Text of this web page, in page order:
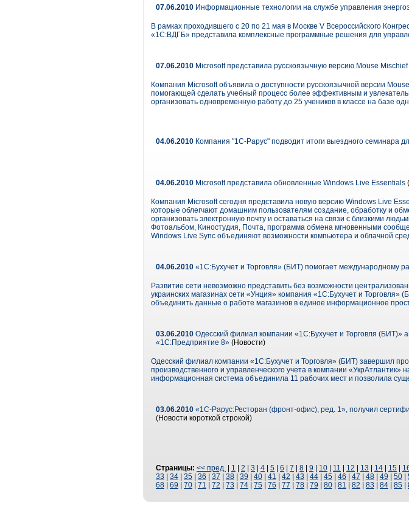
07.06.2010 Информационные технологии на службе управления
В рамках проходившего с 20 по 21 мая в Москве V Всероссийского
«1С:ВДГБ» представила комплексные программные решения для
07.06.2010 Microsoft представила русскоязычную версию Mouse
Компания Microsoft объявила о доступности русскоязычной версии
помогающей сделать учебный процесс более эффективным и
организовать одновременную работу до 25 учеников в классе на базе
04.06.2010 Компания "1С-Рарус" подводит итоги выездного семинара
04.06.2010 Microsoft представила обновленные Windows Live Essentials
Компания Microsoft сегодня представила новую версию Windows Live
которые облегчают домашним пользователям создание, обработку и
организовать электронную почту и оставаться на связи с близкими
Фотоальбом, Киностудия, Почта, программа обмена мгновенными
Windows Live Sync объединяют возможности компьютера и облачной
04.06.2010 «1С:Бухучет и Торговля» (БИТ) помогает международному
Развитие сети невозможно представить без возможности
украинских магазинах сети «Унция» компания «1С:Бухучет и
объединить данные о работе магазинов в единое информационное
03.06.2010 Одесский филиал компании «1С:Бухучет и Торговля (БИТ)»
«1С:Предприятие 8» (Новости)
Одесский филиал компании «1С:Бухучет и Торговля» (БИТ) завершил
производственного и управленческого учета в компании
информационная система объединила 11 рабочих мест и позволила
03.06.2010 «1С-Рарус:Ресторан (фронт-офис), ред. 1», получил
(Новости короткой строкой)
Страницы: << пред. 1 2 3 4 5 6 7 8 9 10 11 12 13 14 15
33
34 35 36 37 38 39 40 41 42 43 44 45 46 47 48 49 50
68
69 70 71 72 73 74 75 76 77 78 79 80 81 82 83 84 85